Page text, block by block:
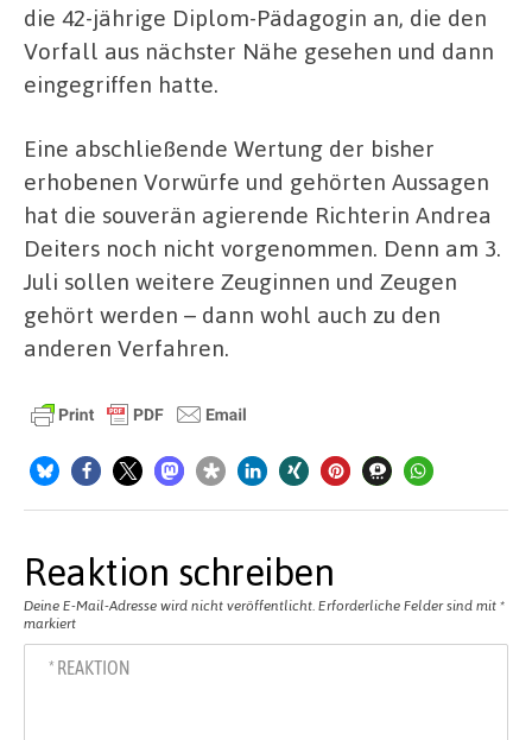
die 42-jährige Diplom-Pädagogin an, die den
Vorfall aus nächster Nähe gesehen und dann
eingegriffen hatte.
Eine abschließende Wertung der bisher
erhobenen Vorwürfe und gehörten Aussagen
hat die souverän agierende Richterin Andrea
Deiters noch nicht vorgenommen. Denn am 3.
Juli sollen weitere Zeuginnen und Zeugen
gehört werden – dann wohl auch zu den
anderen Verfahren.
Reaktion schreiben
Deine E-Mail-Adresse wird nicht veröffentlicht. Erforderliche Felder sind mit *
markiert